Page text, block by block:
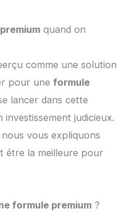
quand on
comme une solution
pour une formule
lancer dans cette
judicieux.
vous expliquons
être la meilleure pour
formule premium ?